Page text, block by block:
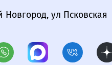
Новгород, ул Псковская